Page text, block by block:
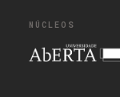
NÚCLEOS